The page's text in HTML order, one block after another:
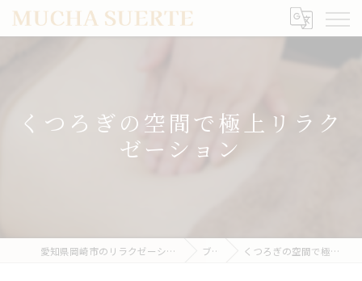
くつろぎの空間で極上リラク
ゼーション
愛知県岡崎市のリラクゼーションならMUCHA SUERTE ブログ くつろぎの空間で極上リラクゼーション